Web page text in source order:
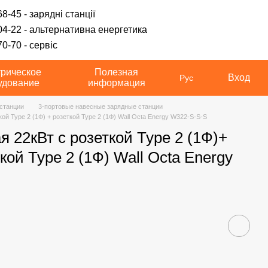
45 - зарядні станції
22 - альтернативна енергетика
70 - сервіс
Полезная
информация
Рус Вход
3-портовые навесные зарядные станции
Type 2 (1Ф) + розеткой Type 2 (1Ф) Wall Octa Energy W322-S-S-S
22кВт с розеткой Type 2 (1Ф)+
Type 2 (1Ф) Wall Octa Energy